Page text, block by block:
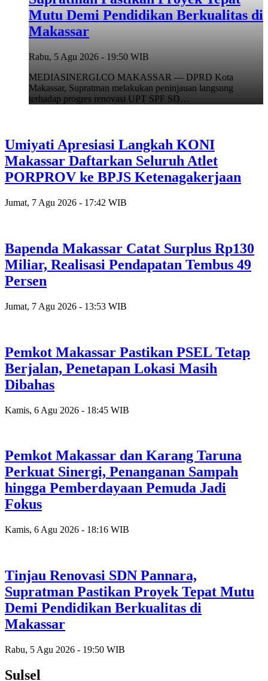
Mutu Demi Pendidikan Berkualitas di
Makassar
Rabu, 5 Agu 2026 - 19:50 WIB
MEDIASINERGI.CO MAKASSAR — DPRD Kota
Makassar, Supratman melakukan peninjauan langsung
terhadap progres renovasi UPT SPF SD…
Umiyati Apresiasi Langkah KONI
Makassar Daftarkan Seluruh Atlet
PORPROV ke BPJS Ketenagakerjaan
Jumat, 7 Agu 2026 - 17:42 WIB
Bapenda Makassar Catat Surplus Rp130
Miliar, Realisasi Pendapatan Tembus 49
Persen
Jumat, 7 Agu 2026 - 13:53 WIB
Pemkot Makassar Pastikan PSEL Tetap
Berjalan, Penetapan Lokasi Masih
Dibahas
Kamis, 6 Agu 2026 - 18:45 WIB
Pemkot Makassar dan Karang Taruna
Perkuat Sinergi, Penanganan Sampah
hingga Pemberdayaan Pemuda Jadi
Fokus
Kamis, 6 Agu 2026 - 18:16 WIB
Tinjau Renovasi SDN Pannara,
Supratman Pastikan Proyek Tepat Mutu
Demi Pendidikan Berkualitas di
Makassar
Rabu, 5 Agu 2026 - 19:50 WIB
Sulsel